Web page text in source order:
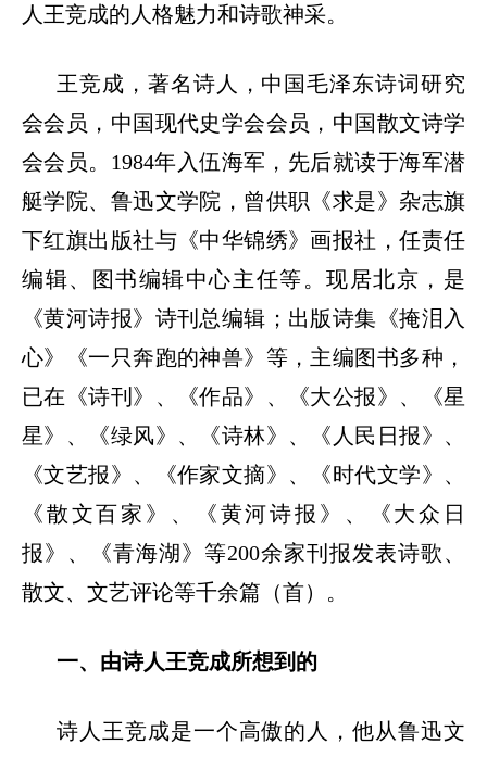
人王竞成的人格魅力和诗歌神采。
王竞成，著名诗人，中国毛泽东诗词研究
会会员，中国现代史学会会员，中国散文诗学
会会员。 1984年入伍海军，先后就读于海军潜
艇学院、鲁迅文学院，曾供职《求是》杂志旗
下红旗出版社与《中华锦绣》画报社，任责任
编辑、图书编辑中心主任等。现居北京，是
《黄河诗报》诗刊总编辑；出版诗集《掩泪入
心》《一只奔跑的神兽》等，主编图书多种，
已在《诗刊》、《作品》、《大公报》、《星
星》、《绿风》、《诗林》、《人民日报》、
《文艺报》、《作家文摘》、《时代文学》、
《散文百家》、《黄河诗报》、《大众日
报》、《青海湖》等200余家刊报发表诗歌、
散文、文艺评论等千余篇（首）。
一、 由诗人王竞成所想到的
诗人王竞成是一个高傲的人，他从鲁迅文